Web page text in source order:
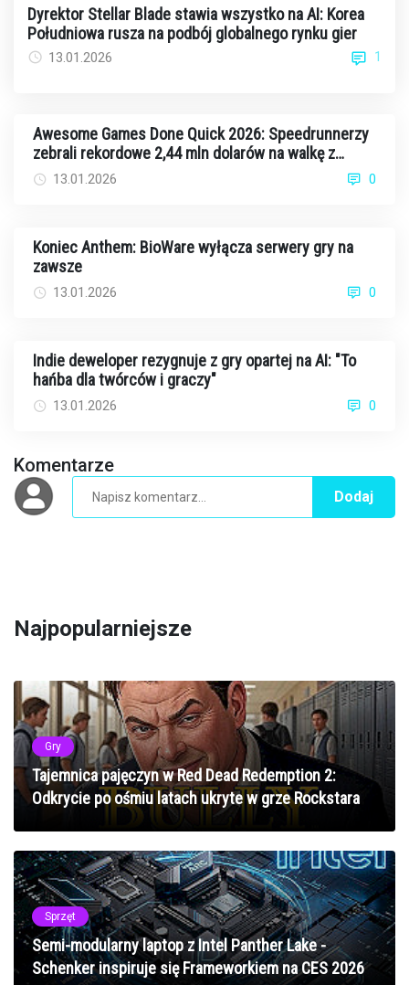
Dyrektor Stellar Blade stawia wszystko na AI: Korea
Południowa rusza na podbój globalnego rynku gier
13.01.2026 1
Awesome Games Done Quick 2026: Speedrunnerzy
zebrali rekordowe 2,44 mln dolarów na walkę z
rakiem13.01.2026 0
Koniec Anthem: BioWare wyłącza serwery gry na
zawsze
13.01.2026 0
Indie deweloper rezygnuje z gry opartej na AI: "To
hańba dla twórców i graczy"
13.01.2026 0
Komentarze
Dodaj
Najpopularniejsze
Gry
Tajemnica pajęczyn w Red Dead Redemption 2:
Odkrycie po ośmiu latach ukryte w grze Rockstara
Sprzęt
Semi-modularny laptop z Intel Panther Lake -
Schenker inspiruje się Frameworkiem na CES 2026